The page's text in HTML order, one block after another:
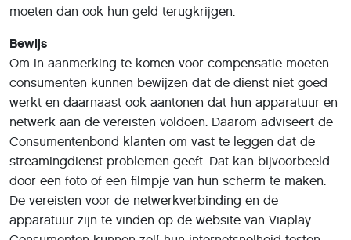
moeten dan ook hun geld terugkrijgen.
Bewijs
Om in aanmerking te komen voor compensatie moeten
consumenten kunnen bewijzen dat de dienst niet goed
werkt en daarnaast ook aantonen dat hun apparatuur en
netwerk aan de vereisten voldoen. Daarom adviseert de
Consumentenbond klanten om vast te leggen dat de
streamingdienst problemen geeft. Dat kan bijvoorbeeld
door een foto of een filmpje van hun scherm te maken.
De vereisten voor de netwerkverbinding en de
apparatuur zijn te vinden op de website van Viaplay.